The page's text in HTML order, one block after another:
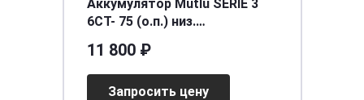
Аккумулятор Mutlu SERIE 3
6CT- 75 (о.п.) низ.
необслуживаемый
[д278ш175в175/720]
11 800 ₽
Запросить цену